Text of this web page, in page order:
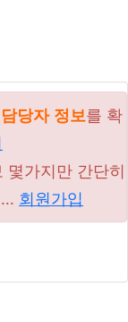
당자 정보를 확
몇가지만 간단히
회원가입